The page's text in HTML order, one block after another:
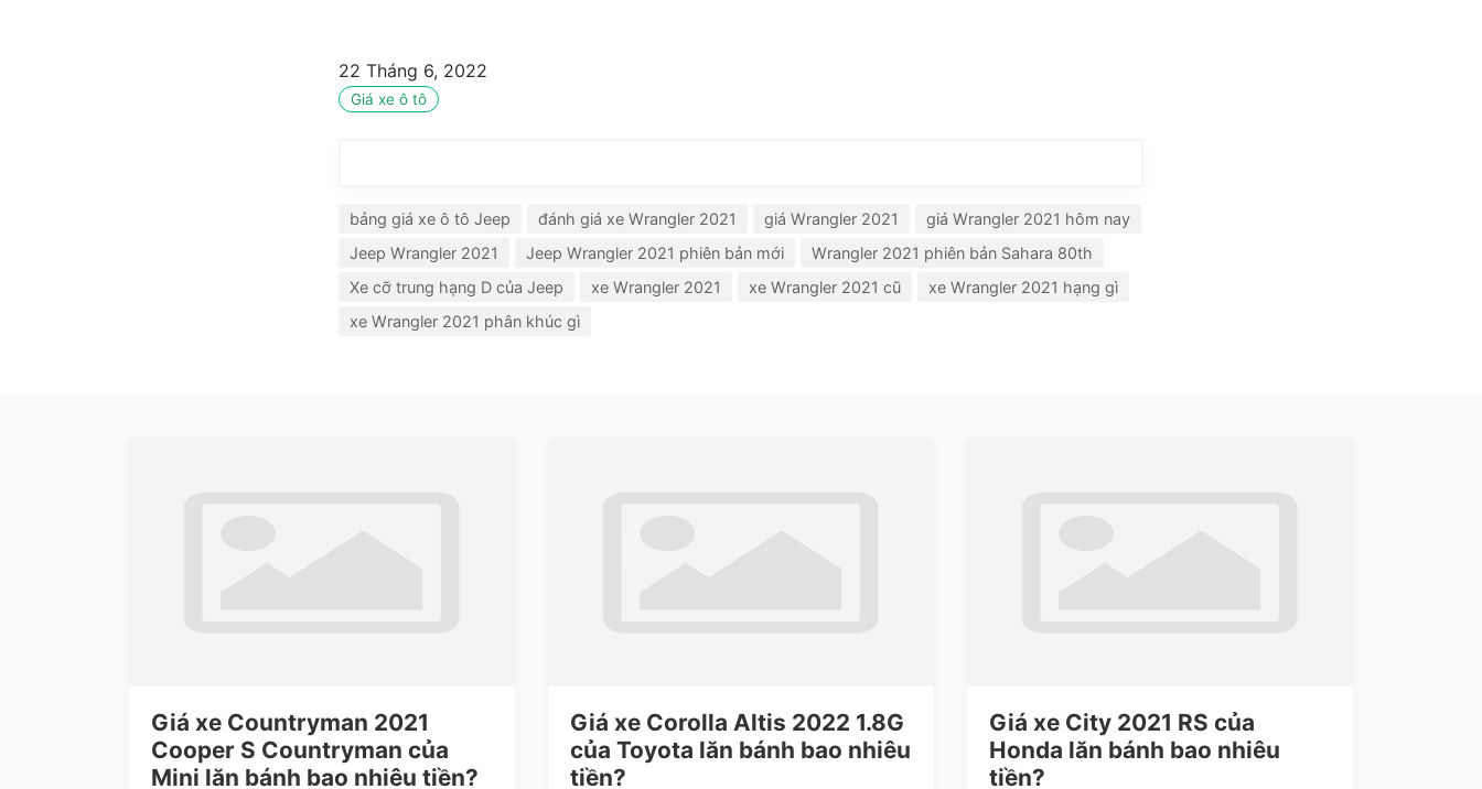
22 Tháng 6, 2022
Giá xe ô tô
bảng giá xe ô tô Jeep đánh giá xe Wrangler 2021 giá Wrangler 2021
giá Wrangler 2021 hôm nay
Jeep Wrangler 2021
Jeep Wrangler 2021 phiên bản mới
Wrangler 2021 phiên bản Sahara 80th
Xe cỡ trung hạng D của Jeep
xe Wrangler 2021 xe Wrangler 2021 cũ
xe Wrangler 2021 hạng gì
xe Wrangler 2021 phân khúc gì
Giá xe Countryman 2021
Cooper S Countryman của
Mini lăn bánh bao nhiêu tiền?
Giá xe Corolla Altis 2022 1.8G
của Toyota lăn bánh bao nhiêu
tiền?
Giá xe City 2021 RS của
Honda lăn bánh bao nhiêu
tiền?